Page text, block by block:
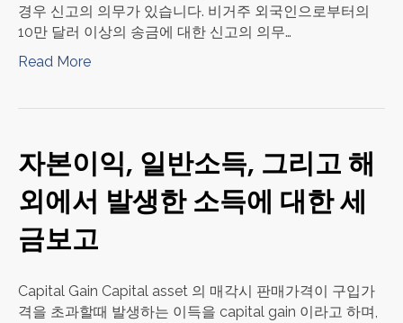
경우 신고의 의무가 있습니다. 비거주 외국인으로부터의
10만 달러 이상의 송금에 대한 신고의 의무…
Read More
자본이익, 일반소득, 그리고 해
외에서 발생한 소득에 대한 세
금보고
Capital Gain Capital asset 의 매각시 판매가격이 구입가
격을 초과할때 발생하는 이득을 capital gain 이라고 하며,